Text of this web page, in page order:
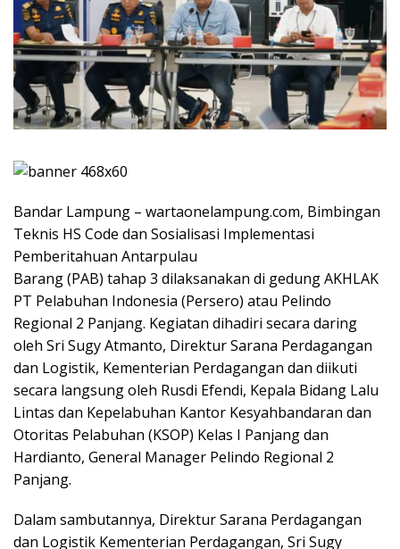
Bandar Lampung – wartaonelampung.com, Bimbingan
Teknis HS Code dan Sosialisasi Implementasi
Pemberitahuan Antarpulau
Barang (PAB) tahap 3 dilaksanakan di gedung AKHLAK
PT Pelabuhan Indonesia (Persero) atau Pelindo
Regional 2 Panjang. Kegiatan dihadiri secara daring
oleh Sri Sugy Atmanto, Direktur Sarana Perdagangan
dan Logistik, Kementerian Perdagangan dan diikuti
secara langsung oleh Rusdi Efendi, Kepala Bidang Lalu
Lintas dan Kepelabuhan Kantor Kesyahbandaran dan
Otoritas Pelabuhan (KSOP) Kelas I Panjang dan
Hardianto, General Manager Pelindo Regional 2
Panjang.
Dalam sambutannya, Direktur Sarana Perdagangan
dan Logistik Kementerian Perdagangan, Sri Sugy